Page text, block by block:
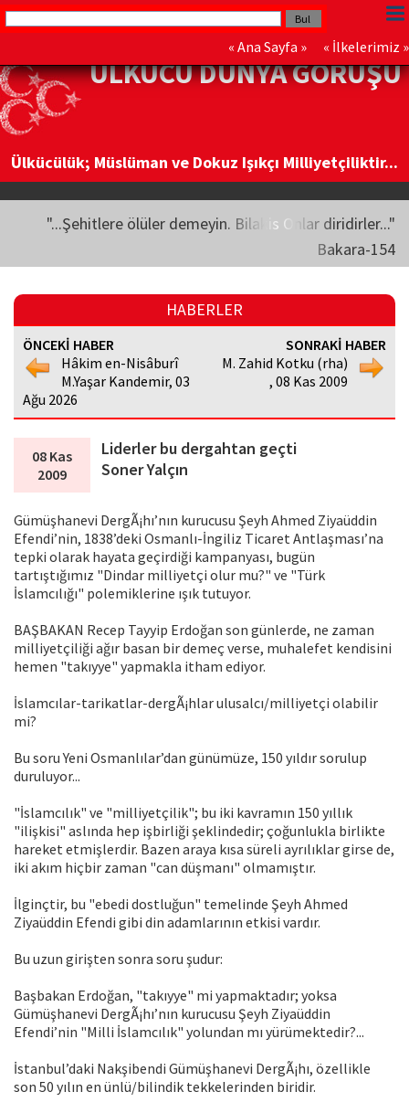
« Ana Sayfa » « İlkelerimiz »
ÜLKÜCÜ DÜNYA GÖRÜŞÜ
Ülkücülük; Müslüman ve Dokuz Işıkçı Milliyetçiliktir...
"...Şehitlere ölüler demeyin. Bilakis Onlar diridirler..."
Bakara-154
HABERLER
ÖNCEKİ HABER
Hâkim en-Nisâburî
M.Yaşar Kandemir, 03
Ağu 2026
SONRAKİ HABER
M. Zahid Kotku (rha)
, 08 Kas 2009
08 Kas
2009
Liderler bu dergahtan geçti
Soner Yalçın
Gümüşhanevi DergÃ¡hı’nın kurucusu Şeyh Ahmed Ziyaüddin
Efendi’nin, 1838’deki Osmanlı-İngiliz Ticaret Antlaşması’na
tepki olarak hayata geçirdiği kampanyası, bugün
tartıştığımız "Dindar milliyetçi olur mu?" ve "Türk
İslamcılığı" polemiklerine ışık tutuyor.
BAŞBAKAN Recep Tayyip Erdoğan son günlerde, ne zaman
milliyetçiliği ağır basan bir demeç verse, muhalefet kendisini
hemen "takıyye" yapmakla itham ediyor.
İslamcılar-tarikatlar-dergÃ¡hlar ulusalcı/milliyetçi olabilir
mi?
Bu soru Yeni Osmanlılar’dan günümüze, 150 yıldır sorulup
duruluyor...
"İslamcılık" ve "milliyetçilik"; bu iki kavramın 150 yıllık
"ilişkisi" aslında hep işbirliği şeklindedir; çoğunlukla birlikte
hareket etmişlerdir. Bazen araya kısa süreli ayrılıklar girse de,
iki akım hiçbir zaman "can düşmanı" olmamıştır.
İlginçtir, bu "ebedi dostluğun" temelinde Şeyh Ahmed
Ziyaüddin Efendi gibi din adamlarının etkisi vardır.
Bu uzun girişten sonra soru şudur:
Başbakan Erdoğan, "takıyye" mi yapmaktadır; yoksa
Gümüşhanevi DergÃ¡hı’nın kurucusu Şeyh Ziyaüddin
Efendi’nin "Milli İslamcılık" yolundan mı yürümektedir?...
İstanbul’daki Nakşibendi Gümüşhanevi DergÃ¡hı, özellikle
son 50 yılın en ünlü/bilindik tekkelerinden biridir.